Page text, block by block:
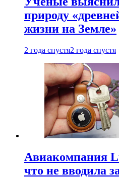
природу
жизни на Земле»
2 года спустя2 года спустя
Авиакомпания
что не вводила